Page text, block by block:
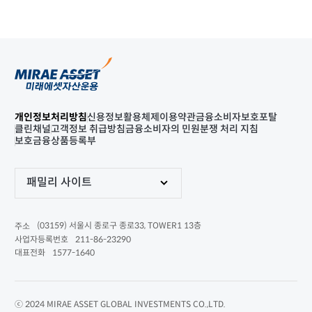
개인정보처리방침신용정보활용체제 이용약관금융소비자보호포탈
클린채널고객정보 취급방침금융소비자의 민원분쟁 처리 지침
보호금융상품등록부
패밀리 사이트
주소
(03159) 서울시 종로구 종로33, TOWER1 13층
사업자등록번호
211-86-23290
대표전화
1577-1640
ⓒ 2024 MIRAE ASSET GLOBAL INVESTMENTS CO.,LTD.